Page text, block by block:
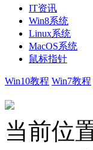
IT资讯
Win8系统
Linux系统
MacOS系统
鼠标指针
Win10教程 Win7教程
当前位